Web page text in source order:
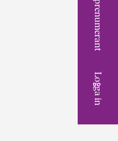
Bli prenumerant
Logga in